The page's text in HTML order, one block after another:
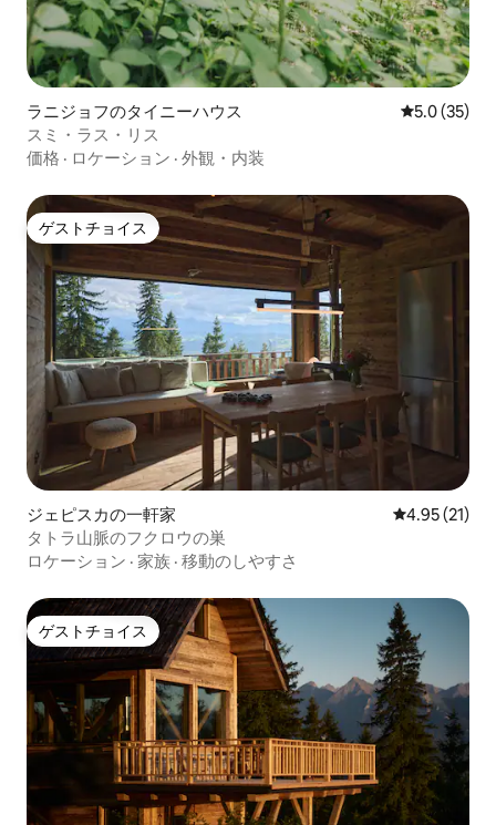
ラニジョフのタイニーハウス レビュー35
5.0 (35)
スミ・ラス・リス
価格 · ロケーション · 外観・内装
ゲストチョイス
ゲストチョイス
ジェピスカの一軒家 レビュー21
4.95 (21)
タトラ山脈のフクロウの巣
ロケーション · 家族 · 移動のしやすさ
ゲストチョイス
ゲストチョイス